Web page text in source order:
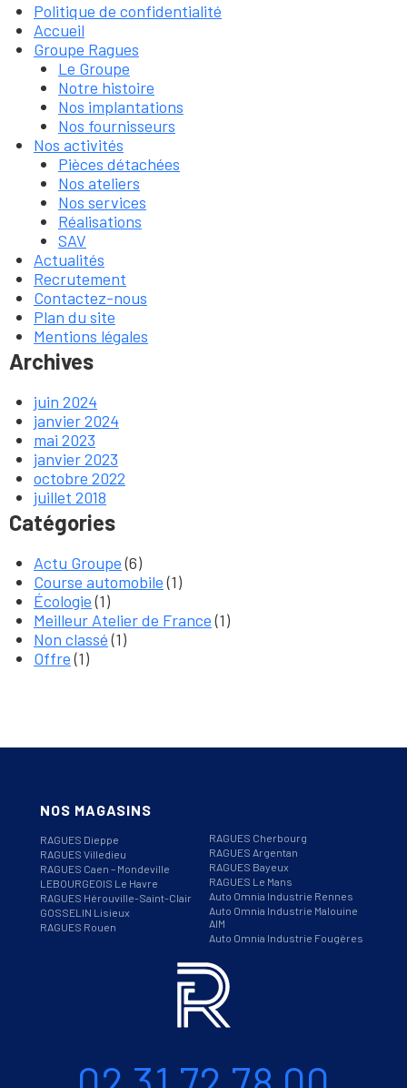
Politique de confidentialité
Accueil
Groupe Ragues
Le Groupe
Notre histoire
Nos implantations
Nos fournisseurs
Nos activités
Pièces détachées
Nos ateliers
Nos services
Réalisations
SAV
Actualités
Recrutement
Contactez-nous
Plan du site
Mentions légales
Archives
juin 2024
janvier 2024
mai 2023
janvier 2023
octobre 2022
juillet 2018
Catégories
Actu Groupe(6)
Course automobile(1)
Écologie(1)
Meilleur Atelier de France(1)
Non classé(1)
Offre(1)
NOS MAGASINS
RAGUES Dieppe
RAGUES Villedieu
RAGUES Caen – Mondeville
LEBOURGEOIS Le Havre
RAGUES Hérouville-Saint-Clair
GOSSELIN Lisieux
RAGUES Rouen
RAGUES Cherbourg
RAGUES Argentan
RAGUES Bayeux
RAGUES Le Mans
Auto Omnia Industrie Rennes
Auto Omnia Industrie Malouine
AIM
Auto Omnia Industrie Fougères